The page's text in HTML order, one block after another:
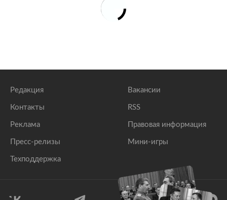
Редакция
Контакты
Реклама
Пресс-релизы
Техподдержка
Вакансии
RSS
Правовая информация
Мини-игры